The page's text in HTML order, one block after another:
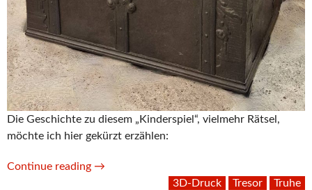
Die Geschichte zu diesem „Kinderspiel“, vielmehr Rätsel,
möchte ich hier gekürzt erzählen:
Continue reading “Die
→
3D-Druck
Tresor Truhe